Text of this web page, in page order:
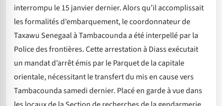
interrompu le 15 janvier dernier. Alors qu’il accomplissait
les formalités d’embarquement, le coordonnateur de
Taxawu Senegaal à Tambacounda a été interpellé par la
Police des frontières. Cette arrestation à Diass exécutait
un mandat d’arrêt émis par le Parquet de la capitale
orientale, nécessitant le transfert du mis en cause vers
Tambacounda samedi dernier. Placé en garde à vue dans